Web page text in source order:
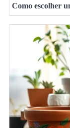
Como escolher